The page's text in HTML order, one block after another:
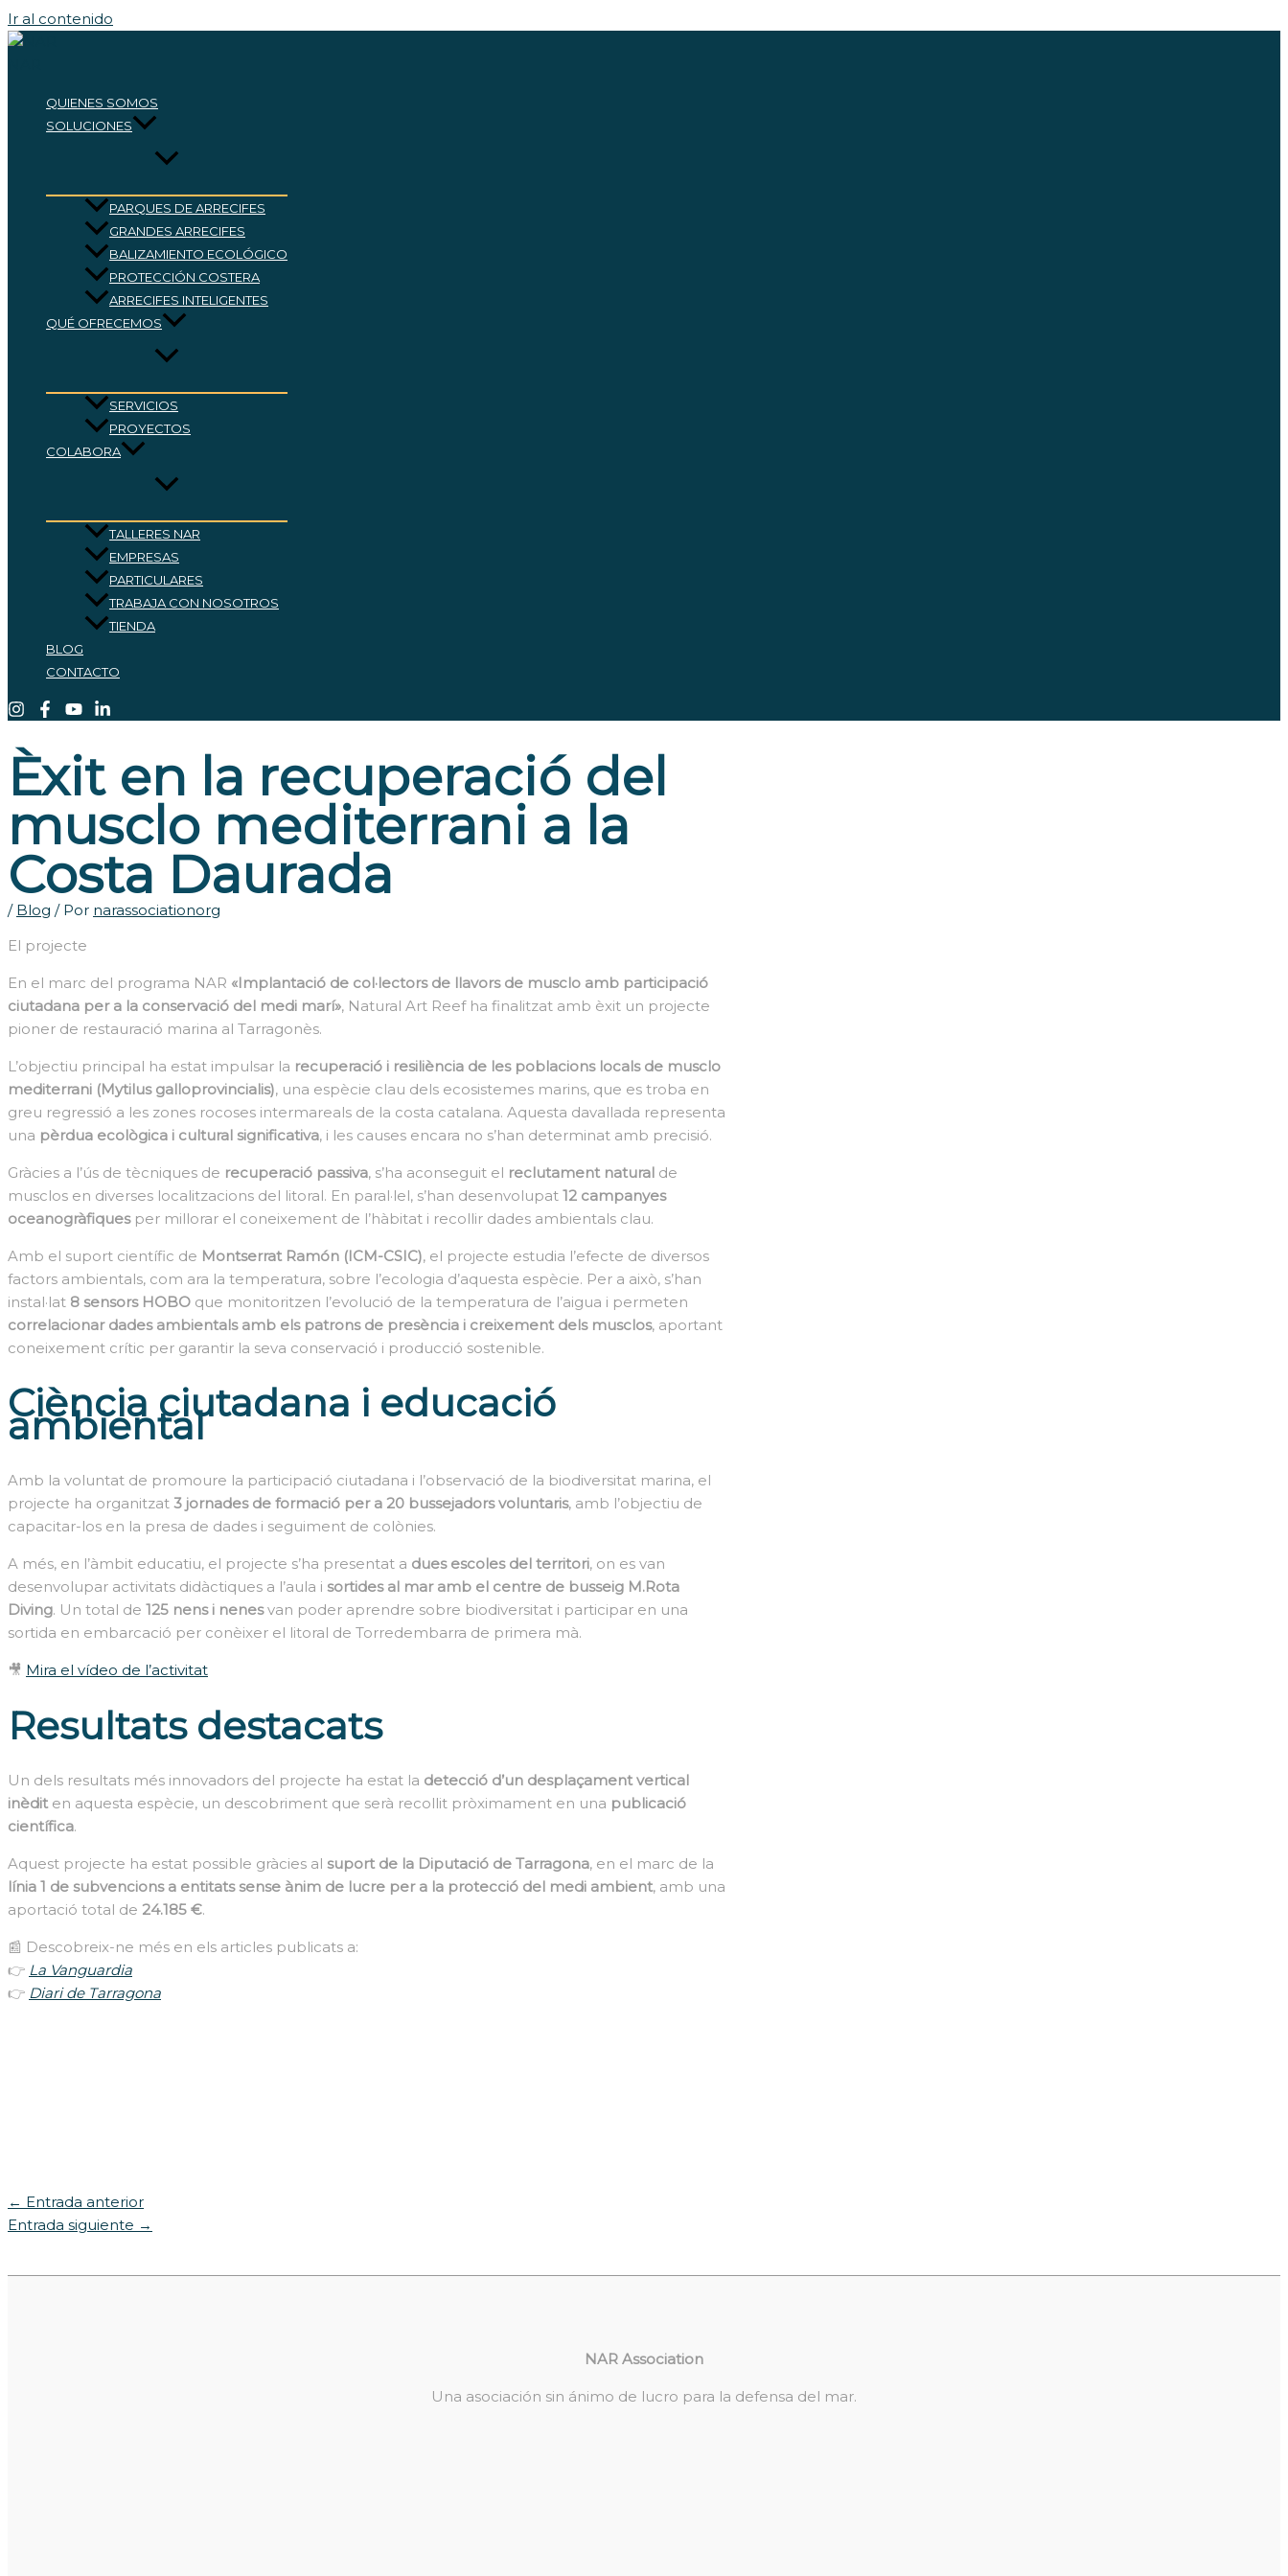
Ir al contenido
QUIENES SOMOS
SOLUCIONES
PARQUES DE ARRECIFES
GRANDES ARRECIFES
BALIZAMIENTO ECOLÓGICO
PROTECCIÓN COSTERA
ARRECIFES INTELIGENTES
QUÉ OFRECEMOS
SERVICIOS
PROYECTOS
COLABORA
TALLERES NAR
EMPRESAS
PARTICULARES
TRABAJA CON NOSOTROS
TIENDA
BLOG
CONTACTO
Èxit en la recuperació del
musclo mediterrani a la
Costa Daurada
/ Blog / Por narassociationorg
El projecte
En el marc del programa NAR «Implantació de col·lectors de llavors de musclo amb participació
ciutadana per a la conservació del medi marí», Natural Art Reef ha finalitzat amb èxit un projecte
pioner de restauració marina al Tarragonès.
L’objectiu principal ha estat impulsar la recuperació i resiliència de les poblacions locals de musclo
mediterrani (Mytilus galloprovincialis), una espècie clau dels ecosistemes marins, que es troba en
greu regressió a les zones rocoses intermareals de la costa catalana. Aquesta davallada representa
una pèrdua ecològica i cultural significativa, i les causes encara no s’han determinat amb precisió.
Gràcies a l’ús de tècniques de recuperació passiva, s’ha aconseguit el reclutament natural de
musclos en diverses localitzacions del litoral. En paral·lel, s’han desenvolupat 12 campanyes
oceanogràfiquesper millorar el coneixement de l’hàbitat i recollir dades ambientals clau.
Amb el suport científic de Montserrat Ramón (ICM-CSIC), el projecte estudia l’efecte de diversos
factors ambientals, com ara la temperatura, sobre l’ecologia d’aquesta espècie. Per a això, s’han
instal·lat 8 sensors HOBO que monitoritzen l’evolució de la temperatura de l’aigua i permeten
correlacionar dades ambientals amb els patrons de presència i creixement dels musclos, aportant
coneixement crític per garantir la seva conservació i producció sostenible.
Ciència ciutadana i educació
ambiental
Amb la voluntat de promoure la participació ciutadana i l’observació de la biodiversitat marina, el
projecte ha organitzat 3 jornades de formació per a 20 bussejadors voluntaris, amb l’objectiu de
capacitar-los en la presa de dades i seguiment de colònies.
A més, en l’àmbit educatiu, el projecte s’ha presentat a dues escoles del territori, on es van
desenvolupar activitats didàctiques a l’aula i sortides al mar amb el centre de busseig M.Rota
Diving. Un total de 125 nens i nenesvan poder aprendre sobre biodiversitat i participar en una
sortida en embarcació per conèixer el litoral de Torredembarra de primera mà.
🎥 Mira el vídeo de l’activitat
Resultats destacats
Un dels resultats més innovadors del projecte ha estat la detecció d’un desplaçament vertical
inèdit en aquesta espècie, un descobriment que serà recollit pròximament en una publicació
científica.
Aquest projecte ha estat possible gràcies al suport de la Diputació de Tarragona, en el marc de la
línia 1 de subvencions a entitats sense ànim de lucre per a la protecció del medi ambient, amb una
aportació total de 24.185 €.
📰 Descobreix-ne més en els articles publicats a:
👉 La Vanguardia
👉 Diari de Tarragona
← Entrada anterior
Entrada siguiente →
NAR Association
Una asociación sin ánimo de lucro para la defensa del mar.